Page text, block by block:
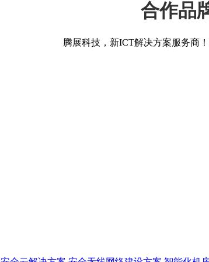
合作品
腾展科技，新ICT解决方案服务商